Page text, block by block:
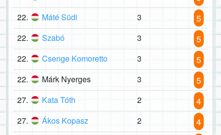
22. Máté Südi 3 5
22. Szabó 3 5
22. Csenge Komoretto 3 5
22. Márk Nyerges 3 5
27. Kata Tóth 2 4
27. Ákos Kopasz 2 4